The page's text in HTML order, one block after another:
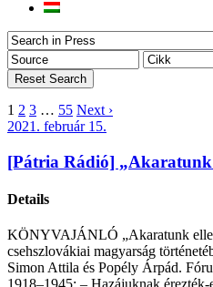
1 2 3 … 55 Next ›
2021. február 15.
[Pátria Rádió]
Details
KÖNYVAJÁNLÓ „Akaratunk
csehszlovákiai magyarság
Simon Attila és Popély Árpád.